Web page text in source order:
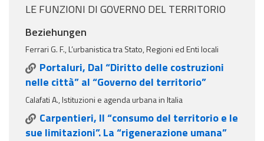
LE FUNZIONI DI GOVERNO DEL TERRITORIO
Beziehungen
Ferrari G. F., L’urbanistica tra Stato, Regioni ed Enti locali
Portaluri, Dal “Diritto delle costruzioni
nelle città” al “Governo del territorio”
Calafati A., Istituzioni e agenda urbana in Italia
Carpentieri, Il “consumo del territorio e le
sue limitazioni”. La “rigenerazione umana”